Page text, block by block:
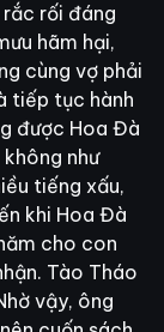
rắc rối đáng
hãm hại,
cùng vợ phải
tiếp tục hành
được Hoa Đà
như
tiếng xấu,
khi Hoa Đà
cho con
Tào Tháo
vậy, ông